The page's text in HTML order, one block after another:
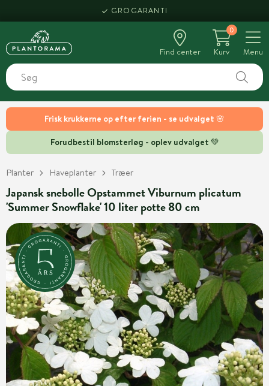
Frisk krukkerne op efter ferien - se udvalget 🌸
Forudbestil blomsterløg - oplev udvalget 💚
GROGARANTI
Find center
0
Kurv
Menu
Planter Haveplanter Træer
Japansk snebolle Opstammet Viburnum plicatum
'Summer Snowflake' 10 liter potte 80 cm